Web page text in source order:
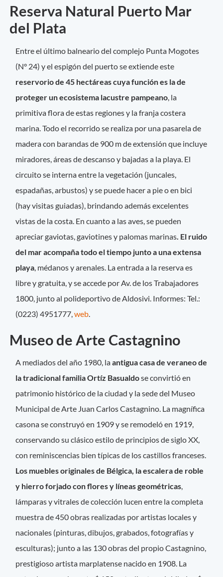
Reserva Natural Puerto Mar
del Plata
Entre el último balneario del complejo Punta Mogotes
(N° 24) y el espigón del puerto se extiende este
reservorio de 45 hectáreas cuya función es la de
proteger un ecosistema lacustre pampeano , la
primitiva flora de estas regiones y la franja costera
marina. Todo el recorrido se realiza por una pasarela de
madera con barandas de 900 m de extensión que incluye
miradores, áreas de descanso y bajadas a la playa. El
circuito se interna entre la vegetación (juncales,
espadañas, arbustos) y se puede hacer a pie o en bici
(hay visitas guiadas), brindando además excelentes
vistas de la costa. En cuanto a las aves, se pueden
apreciar gaviotas, gaviotines y palomas marinas . El ruido
del mar acompaña todo el tiempo junto a una extensa
playa , médanos y arenales. La entrada a la reserva es
libre y gratuita, y se accede por Av. de los Trabajadores
1800, junto al polideportivo de Aldosivi. Informes: Tel.:
(0223) 4951777,web
Museo de Arte Castagnino
A mediados del año 1980, laantigua casa de veraneo de
la tradicional familia Ortíz Basualdose convirtió en
patrimonio histórico de la ciudad y la sede del Museo
Municipal de Arte Juan Carlos Castagnino. La magnífica
casona se construyó en 1909 y se remodeló en 1919,
conservando su clásico estilo de principios de siglo XX,
con reminiscencias bien típicas de los castillos franceses.
Los muebles originales de Bélgica, la escalera de roble
y hierro forjado con flores y líneas geométricas
lámparas y vitrales de colección lucen entre la completa
muestra de 450 obras realizadas por artistas locales y
nacionales (pinturas, dibujos, grabados, fotografías y
esculturas); junto a las 130 obras del propio Castagnino,
prestigioso artista marplatense nacido en 1908. La